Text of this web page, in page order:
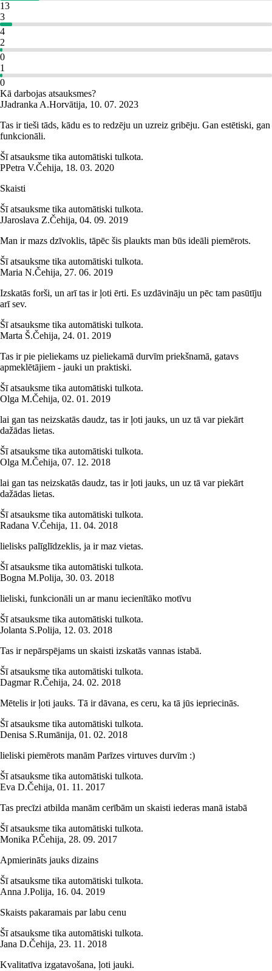
13
3
4
2
0
1
0
Kā darbojas atsauksmes?
JJadranka A.Horvātija, 10. 07. 2023
Tas ir tieši tāds, kādu es to redzēju un uzreiz gribēju. Gan estētiski, gan
funkcionāli.
Šī atsauksme tika automātiski tulkota.
PPetra V.Čehija, 18. 03. 2020
Skaisti
Šī atsauksme tika automātiski tulkota.
JJaroslava Z.Čehija, 04. 09. 2019
Man ir mazs dzīvoklis, tāpēc šis plaukts man būs ideāli piemērots.
Šī atsauksme tika automātiski tulkota.
Maria N.Čehija, 27. 06. 2019
Izskatās forši, un arī tas ir ļoti ērti. Es uzdāvināju un pēc tam pasūtīju
arī sev.
Šī atsauksme tika automātiski tulkota.
Marta Š.Čehija, 24. 01. 2019
Tas ir pie pieliekams uz pieliekamā durvīm priekšnamā, gatavs
apmeklētājiem - jauki un praktiski.
Šī atsauksme tika automātiski tulkota.
Olga M.Čehija, 02. 01. 2019
lai gan tas neizskatās daudz, tas ir ļoti jauks, un uz tā var piekārt
dažādas lietas.
Šī atsauksme tika automātiski tulkota.
Olga M.Čehija, 07. 12. 2018
lai gan tas neizskatās daudz, tas ir ļoti jauks, un uz tā var piekārt
dažādas lietas.
Šī atsauksme tika automātiski tulkota.
Radana V.Čehija, 11. 04. 2018
lielisks palīglīdzeklis, ja ir maz vietas.
Šī atsauksme tika automātiski tulkota.
Bogna M.Polija, 30. 03. 2018
lieliski, funkcionāli un ar manu iecienītāko motīvu
Šī atsauksme tika automātiski tulkota.
Jolanta S.Polija, 12. 03. 2018
Tas ir nepārspējams un skaisti izskatās vannas istabā.
Šī atsauksme tika automātiski tulkota.
Dagmar R.Čehija, 24. 02. 2018
Mētelis ir ļoti jauks. Tā ir dāvana, es ceru, ka tā jūs iepriecinās.
Šī atsauksme tika automātiski tulkota.
Denisa S.Rumānija, 01. 02. 2018
lieliski piemērots manām Parīzes virtuves durvīm :)
Šī atsauksme tika automātiski tulkota.
Eva D.Čehija, 01. 11. 2017
Tas precīzi atbilda manām cerībām un skaisti iederas manā istabā
Šī atsauksme tika automātiski tulkota.
Monika P.Čehija, 28. 09. 2017
Apmierināts jauks dizains
Šī atsauksme tika automātiski tulkota.
Anna J.Polija, 16. 04. 2019
Skaists pakaramais par labu cenu
Šī atsauksme tika automātiski tulkota.
Jana D.Čehija, 23. 11. 2018
Kvalitatīva izgatavošana, ļoti jauki.